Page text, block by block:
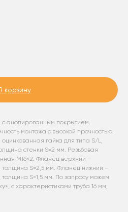
корзину
с анодированным покрытием.
монтажа с высокой прочностью.
гайка для типа S/L,
стенки S=2 мм. Резьбовая
М16×2. Фланец верхний –
толщина S=2,5 мм. Фланец нижний –
S=1,5 мм. По запросу можем
с характеристиками труба 16 мм,